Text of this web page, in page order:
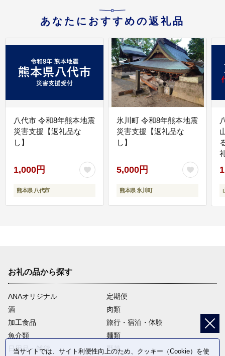
あなたにおすすめの返礼品
八代市 令和8年熊本地震
災害支援【返礼品な
し】
1,000円
熊本県 八代市
氷川町 令和8年熊本地震
災害支援【返礼品な
し】
5,000円
熊本県 氷川町
お礼の品から探す
ANAオリジナル
定期便
酒
肉類
加工食品
旅行・宿泊・体験
魚介類
麺類
日用品・雑貨
野菜
当サイトでは、サイト利便性向上のため、クッキー（Cookie）を使